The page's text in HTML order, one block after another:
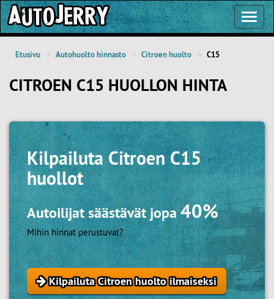
Etusivu Autohuolto hinnasto Citroen huolto C15
CITROEN C15 HUOLLON HINTA
KilpailutaCitroen C15
huollot
Autoilijat säästävät jopa40%
Mihin hinnat perustuvat?
Kilpailuta Citroen huolto ilmaiseksi